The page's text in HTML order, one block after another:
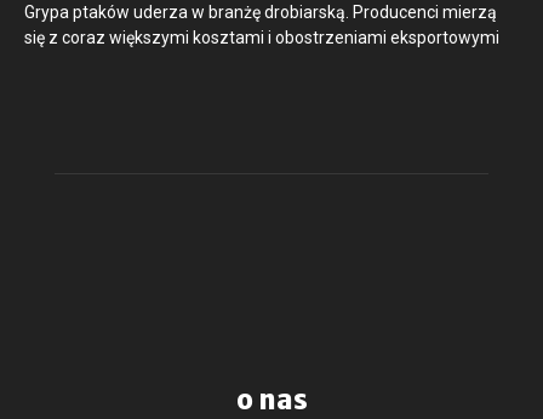
Grypa ptaków uderza w branżę drobiarską. Producenci mierzą
się z coraz większymi kosztami i obostrzeniami eksportowymi
o nas